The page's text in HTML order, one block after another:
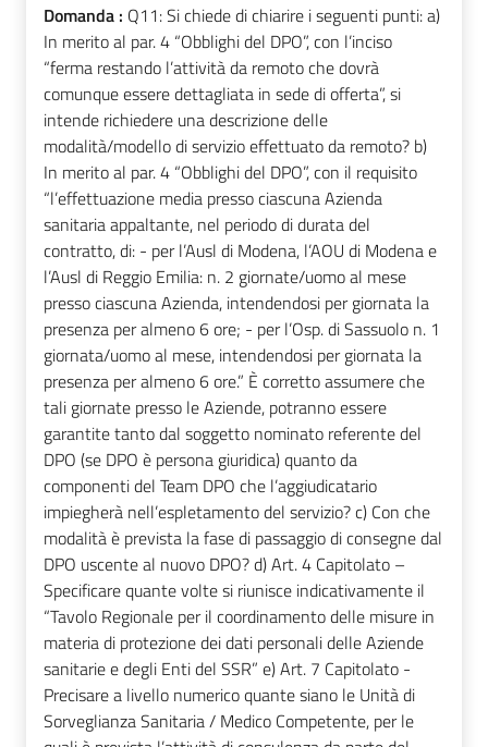
Domanda : Q11: Si chiede di chiarire i seguenti punti: a)
In merito al par. 4 “Obblighi del DPO”, con l’inciso
“ferma restando l’attività da remoto che dovrà
comunque essere dettagliata in sede di offerta”, si
intende richiedere una descrizione delle
modalità/modello di servizio effettuato da remoto? b)
In merito al par. 4 “Obblighi del DPO”, con il requisito
“l’effettuazione media presso ciascuna Azienda
sanitaria appaltante, nel periodo di durata del
contratto, di: - per l’Ausl di Modena, l’AOU di Modena e
l’Ausl di Reggio Emilia: n. 2 giornate/uomo al mese
presso ciascuna Azienda, intendendosi per giornata la
presenza per almeno 6 ore; - per l’Osp. di Sassuolo n. 1
giornata/uomo al mese, intendendosi per giornata la
presenza per almeno 6 ore.” È corretto assumere che
tali giornate presso le Aziende, potranno essere
garantite tanto dal soggetto nominato referente del
DPO (se DPO è persona giuridica) quanto da
componenti del Team DPO che l’aggiudicatario
impiegherà nell’espletamento del servizio? c) Con che
modalità è prevista la fase di passaggio di consegne dal
DPO uscente al nuovo DPO? d) Art. 4 Capitolato –
Specificare quante volte si riunisce indicativamente il
“Tavolo Regionale per il coordinamento delle misure in
materia di protezione dei dati personali delle Aziende
sanitarie e degli Enti del SSR” e) Art. 7 Capitolato -
Precisare a livello numerico quante siano le Unità di
Sorveglianza Sanitaria / Medico Competente, per le